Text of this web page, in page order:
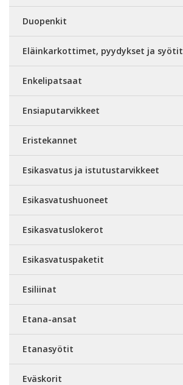
Duopenkit
Eläinkarkottimet, pyydykset ja syötit
Enkelipatsaat
Ensiaputarvikkeet
Eristekannet
Esikasvatus ja istutustarvikkeet
Esikasvatushuoneet
Esikasvatuslokerot
Esikasvatuspaketit
Esiliinat
Etana-ansat
Etanasyötit
Eväskorit